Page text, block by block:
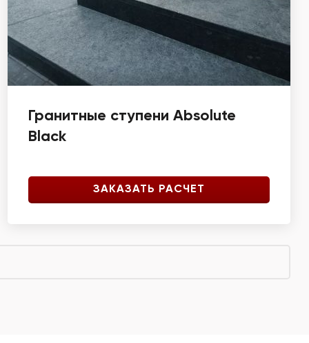
Гранитные ступени Absolute
Black
ЗАКАЗАТЬ РАСЧЕТ